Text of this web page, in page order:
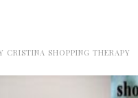
CRISTINA SHOPPING THERAPY